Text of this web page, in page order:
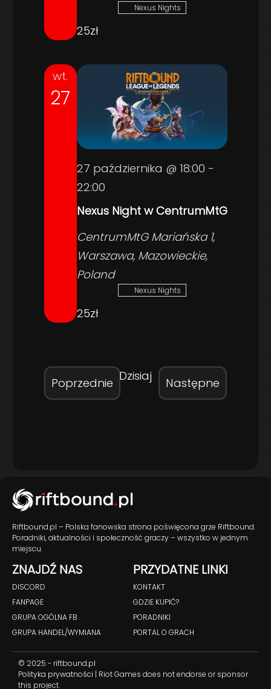
Nexus Nights
25zł
wt.
27
Nexus Night w CentrumMtG
27 października @ 18:00 -
22:00
CentrumMtGMariańska 1,
Warszawa, Mazowieckie,
Poland
Nexus Nights
25zł
PoprzednieWydarzenia
Dzisiaj Następne
Riftbound.pl – Polska fanowska strona poświęcona grze Riftbound.
Poradniki, aktualności i społeczność graczy – wszystko w jednym
miejscu.
ZNAJDŹ NAS
DISCORD
FANPAGE
GRUPA OGÓLNA FB
GRUPA HANDEL/WYMIANA
PRZYDATNE LINKI
KONTAKT
GDZIE KUPIĆ?
PORADNIKI
PORTAL O GRACH
© 2025 - riftbound.pl
Polityka prywatności | Riot Games does not endorse or sponsor
this project.